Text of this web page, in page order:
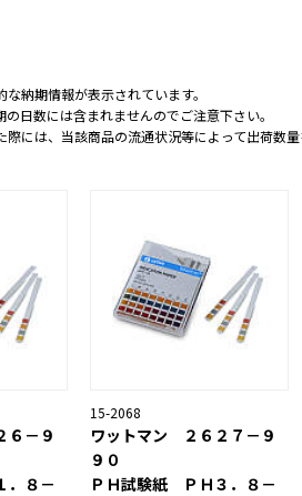
納期情報が表示されています。
日数には含まれませんのでご注意下さい。
には、当該商品の流通状況等によって出荷数
－９
．８－
15-2068
ワットマン ２６２７－９
９０
ＰＨ試験紙 ＰＨ３．８－